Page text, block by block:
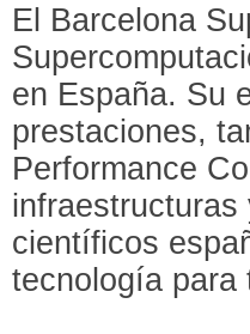
El Barcelona
en España. Su
prestaciones,
Performance
científicos
tecnología para